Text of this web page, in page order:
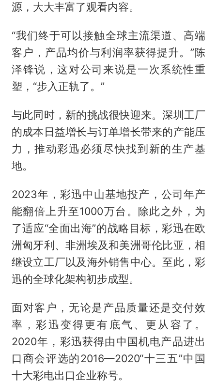
源，大大丰富了观看内容。
“我们终于可以接触全球主流渠道、高端
客户，产品均价与利润率获得提升。”陈
泽锋说，这对公司来说是一次系统性重
塑，“步入正轨了。”
与此同时，新的挑战很快迎来。深圳工厂
的成本日益增长与订单增长带来的产能压
力，推动彩迅必须尽快找到新的生产基
地。
2023年，彩迅中山基地投产，公司年产
能翻倍上升至1000万台。除此之外，为
了适应“全面出海”的战略目标，彩迅在欧
洲匈牙利、非洲埃及和美洲哥伦比亚，相
继设立工厂以及海外销售中心。至此，彩
迅的全球化架构初步成型。
面对客户，无论是产品质量还是交付效
率，彩迅变得更有底气、更从容了。
2020年，彩迅获得由中国机电产品进出
口商会评选的2016—2020“十三五”中国
十大彩电出口企业称号。